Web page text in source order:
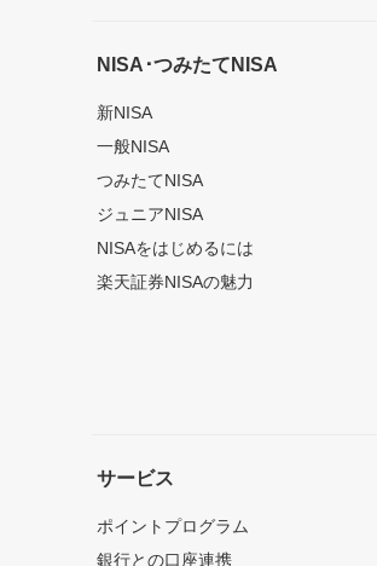
NISA･つみたてNISA
新NISA
一般NISA
つみたてNISA
ジュニアNISA
NISAをはじめるには
楽天証券NISAの魅力
サービス
ポイントプログラム
銀行との口座連携